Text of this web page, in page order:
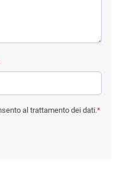
al trattamento dei dati.*